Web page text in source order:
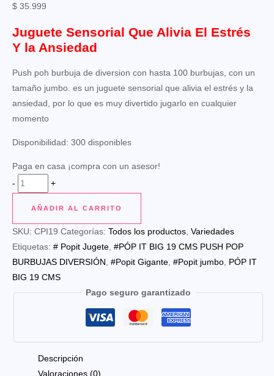
$ 35.999
Juguete Sensorial Que Alivia El Estrés
Y la Ansiedad
Push poh burbuja de diversion con hasta 100 burbujas, con un
tamaño jumbo. es un juguete sensorial que alivia el estrés y la
ansiedad, por lo que es muy divertido jugarlo en cualquier
momento
Disponibilidad: 300 disponibles
Paga en casa ¡compra con un asesor!
-
PÓP
IT
BIG
19
CMS
cantidad
+
AÑADIR AL CARRITO
SKU: CPI19 Categorías: Todos los productos, Variedades
Etiquetas: # Popit Jugete, #PÓP IT BIG 19 CMS PUSH POP
BURBUJAS DIVERSIÓN, #Popit Gigante, #Popit jumbo, PÓP IT
BIG 19 CMS
Pago seguro garantizado
Descripción
Valoraciones (0)